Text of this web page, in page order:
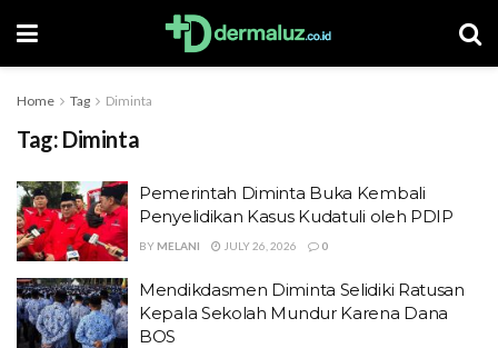
Home Tag Diminta
Tag: Diminta
Pemerintah Diminta Buka Kembali
Penyelidikan Kasus Kudatuli oleh PDIP
BY MELANI JULY 26, 2026 0
Mendikdasmen Diminta Selidiki Ratusan
Kepala Sekolah Mundur Karena Dana
BOS